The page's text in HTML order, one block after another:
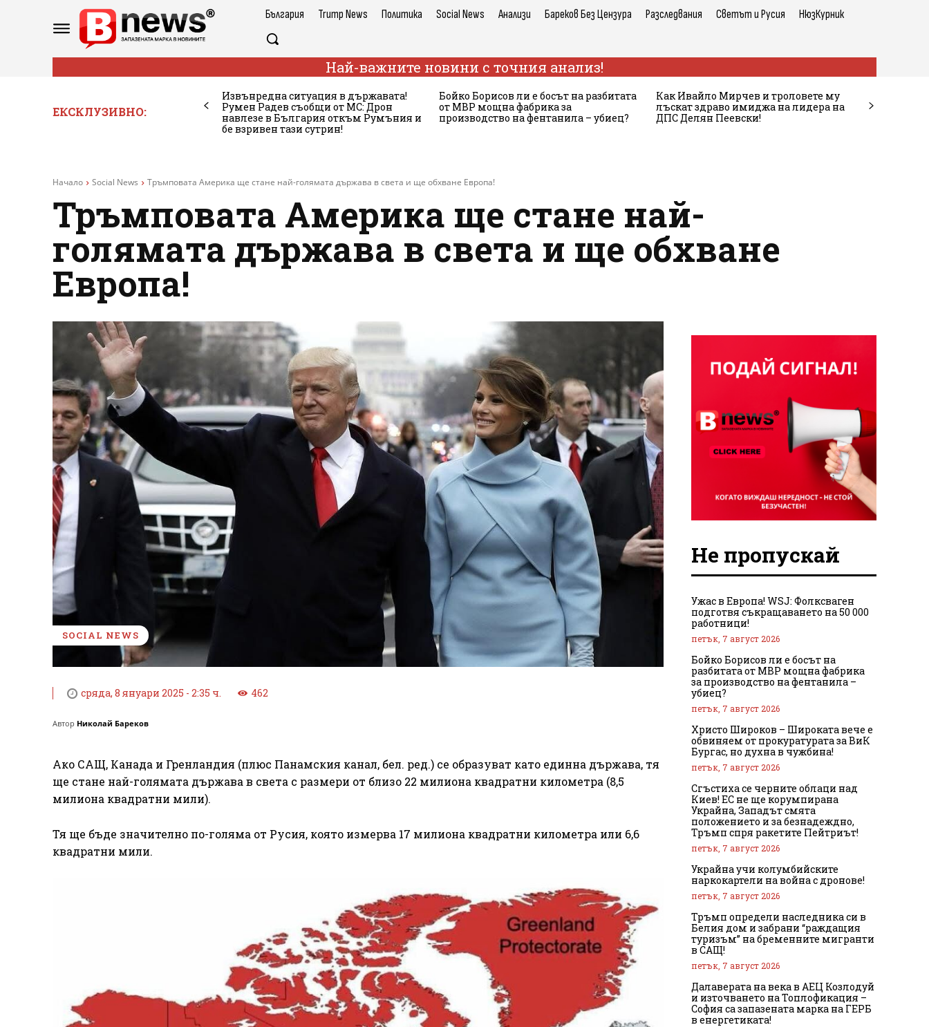
България Trump News Политика Social News Анализи Бареков Без Цензура Разследвания Светът и Русия НюзКурник
Най-важните новини с точния анализ!
ЕКСКЛУЗИВНО:
Извънредна ситуация в държавата!
Румен Радев съобщи от МС: Дрон
навлезе в България откъм Румъния и
бе взривен тази сутрин!
Бойко Борисов ли е босът на разбитата
от МВР мощна фабрика за
производство на фентанила – убиец?
Как Ивайло Мирчев и троловете му
лъскат здраво имиджа на лидера на
ДПС Делян Пеевски!
Начало Social News Тръмповата Америка ще стане най-голямата държава в света и ще обхване Европа!
Тръмповата Америка ще стане най-
голямата държава в света и ще обхване
Европа!
SOCIAL NEWS
сряда, 8 януари 2025 - 2:35 ч. 462
Автор Николай Бареков
Ако САЩ, Канада и Гренландия (плюс Панамския канал, бел. ред.) се образуват като единна държава, тя
ще стане най-голямата държава в света с размери от близо 22 милиона квадратни километра (8,5
милиона квадратни мили).
Тя ще бъде значително по-голяма от Русия, която измерва 17 милиона квадратни километра или 6,6
квадратни мили.
Не пропускай
Ужас в Европа! WSJ: Фолксваген
подготвя съкращаването на 50 000
работници!
петък, 7 август 2026
Бойко Борисов ли е босът на
разбитата от МВР мощна фабрика
за производство на фентанила –
убиец?
петък, 7 август 2026
Христо Широков – Широката вече е
обвиняем от прокуратурата за ВиК
Бургас, но духна в чужбина!
петък, 7 август 2026
Сгъстиха се черните облаци над
Киев! ЕС не ще корумпирана
Украйна, Западът смята
положението и за безнадеждно,
Тръмп спря ракетите Пейтриът!
петък, 7 август 2026
Украйна учи колумбийските
наркокартели на война с дронове!
петък, 7 август 2026
Тръмп определи наследника си в
Белия дом и забрани “раждащия
туризъм” на бременните мигранти
в САЩ!
петък, 7 август 2026
Далаверата на века в АЕЦ Козлодуй
и източването на Топлофикация –
София са запазената марка на ГЕРБ
в енергетиката!